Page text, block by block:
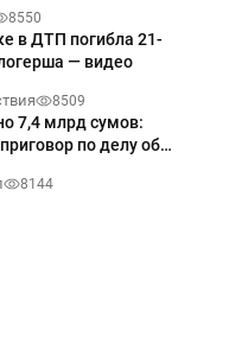
8550
в ДТП погибла 21-
— видео
8509
7,4 млрд сумов:
по делу об
8144